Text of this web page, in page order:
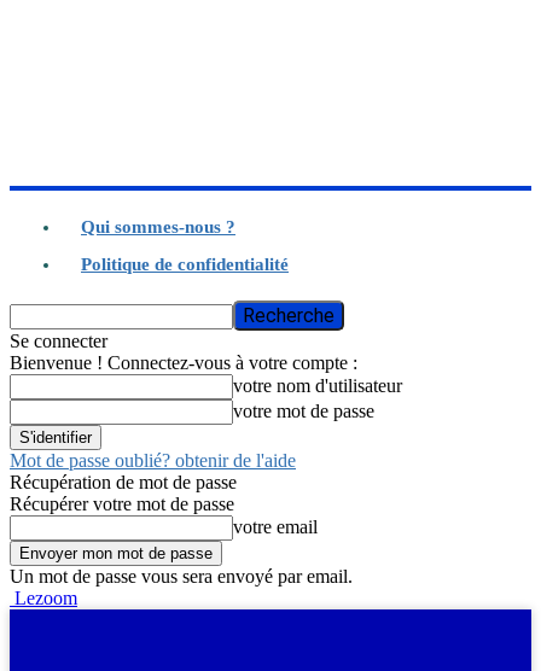
Qui sommes-nous ?
Politique de confidentialité
Se connecter
Bienvenue ! Connectez-vous à votre compte :
votre nom d'utilisateur
votre mot de passe
Mot de passe oublié? obtenir de l'aide
Récupération de mot de passe
Récupérer votre mot de passe
votre email
Un mot de passe vous sera envoyé par email.
Lezoom